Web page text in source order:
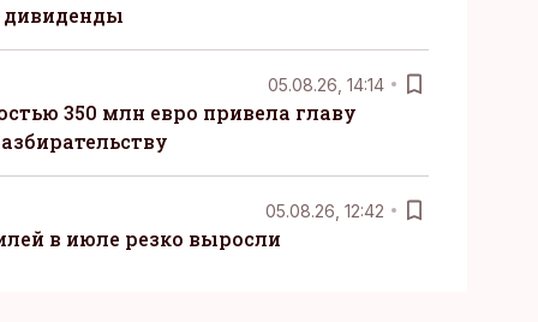
05.08.26, 14:14
350 млн евро привела главу
05.08.26, 12:42
в июле резко выросли